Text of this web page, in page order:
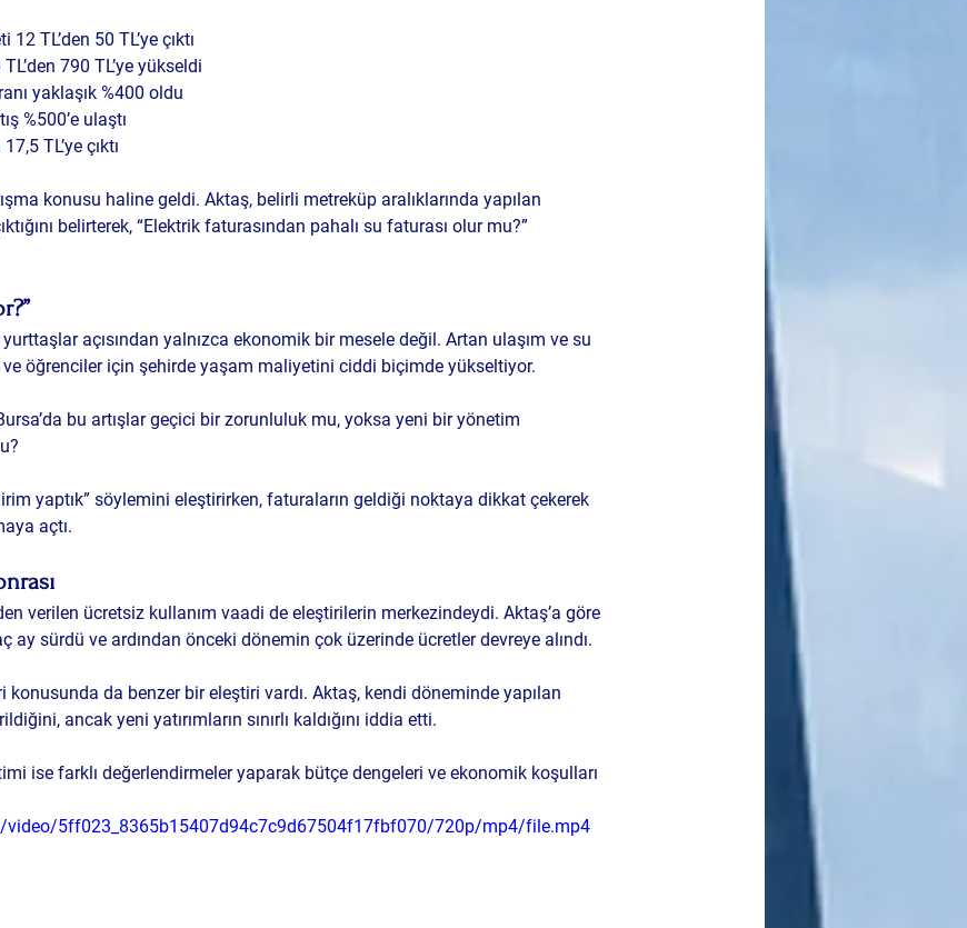
TL’den 50 TL’ye çıktı
790 TL’ye yükseldi
yaklaşık %400 oldu
%500’e ulaştı
TL’ye çıktı
konusu haline geldi. Aktaş, belirli metreküp aralıklarında yapılan
belirterek, “Elektrik faturasından pahalı su faturası olur mu?”
açısından yalnızca ekonomik bir mesele değil. Artan ulaşım ve su
öğrenciler için şehirde yaşam maliyetini ciddi biçimde yükseltiyor.
bu artışlar geçici bir zorunluluk mu, yoksa yeni bir yönetim
yaptık” söylemini eleştirirken, faturaların geldiği noktaya dikkat çekerek
açtı.
verilen ücretsiz kullanım vaadi de eleştirilerin merkezindeydi. Aktaş’a göre
ay sürdü ve ardından önceki dönemin çok üzerinde ücretler devreye alındı.
konusunda da benzer bir eleştiri vardı. Aktaş, kendi döneminde yapılan
ancak yeni yatırımların sınırlı kaldığını iddia etti.
ise farklı değerlendirmeler yaparak bütçe dengeleri ve ekonomik koşulları
5ff023_8365b15407d94c7c9d67504f17fbf070/720p/mp4/file.mp4